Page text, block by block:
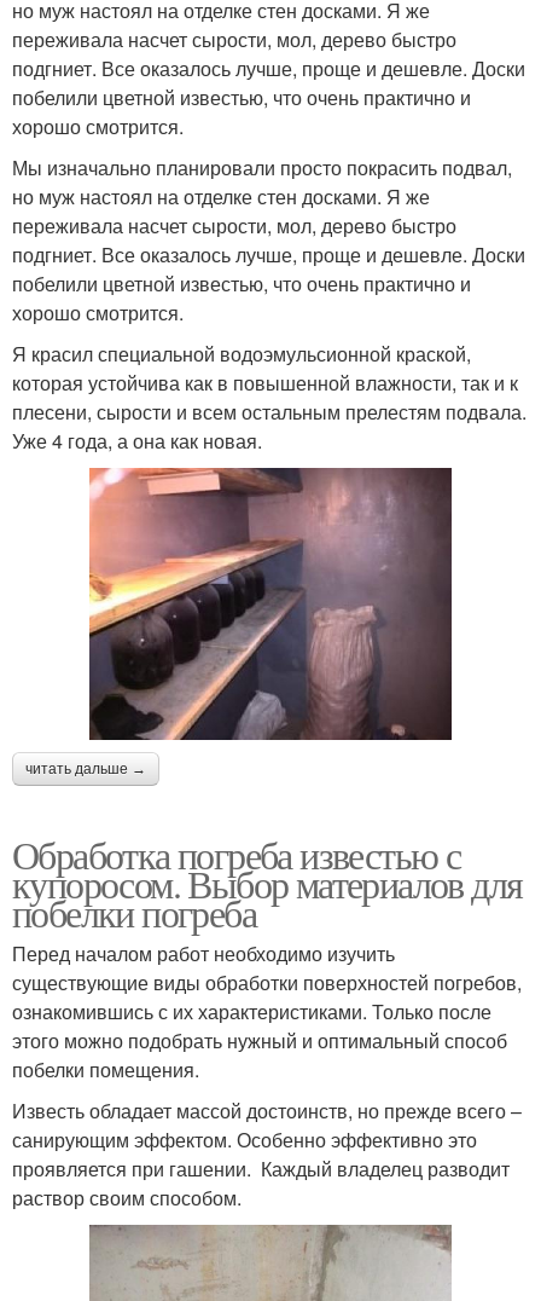
но муж настоял на отделке стен досками. Я же
переживала насчет сырости, мол, дерево быстро
подгниет. Все оказалось лучше, проще и дешевле. Доски
побелили цветной известью, что очень практично и
хорошо смотрится.
Мы изначально планировали просто покрасить подвал,
но муж настоял на отделке стен досками. Я же
переживала насчет сырости, мол, дерево быстро
подгниет. Все оказалось лучше, проще и дешевле. Доски
побелили цветной известью, что очень практично и
хорошо смотрится.
Я красил специальной водоэмульсионной краской,
которая устойчива как в повышенной влажности, так и к
плесени, сырости и всем остальным прелестям подвала.
Уже 4 года, а она как новая.
читать дальше →
Обработка погреба известью с
купоросом. Выбор материалов для
побелки погреба
Перед началом работ необходимо изучить
существующие виды обработки поверхностей погребов,
ознакомившись с их характеристиками. Только после
этого можно подобрать нужный и оптимальный способ
побелки помещения.
Известь обладает массой достоинств, но прежде всего –
санирующим эффектом. Особенно эффективно это
проявляется при гашении. Каждый владелец разводит
раствор своим способом.